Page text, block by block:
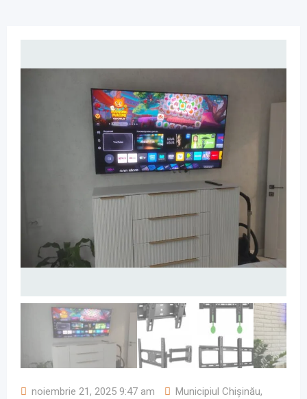
noiembrie 21, 2025 9:47 am Municipiul Chișinău,